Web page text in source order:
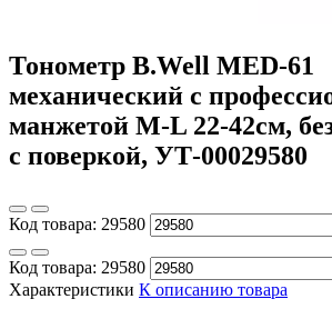
Тонометр B.Well MED-61
механический с
манжетой M-L 22-42cм,
с поверкой, УТ-00029580
Код товара: 29580
Код товара: 29580
Характеристики К описанию товара